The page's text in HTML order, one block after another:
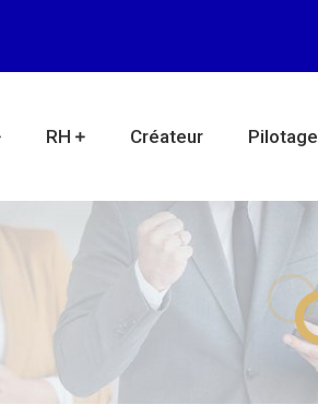
RH Créateur Pilotage